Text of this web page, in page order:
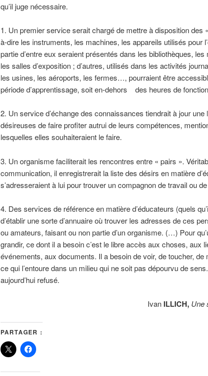
qu’il juge nécessaire.
1. Un premier service serait chargé de mettre à disposition des
à-dire les instruments, les machines, les appareils utilisés pour
partie d’entre eux seraient présentés dans les bibliothèques,
les salles d’exposition ; d’autres, utilisés dans les activités
les usines, les aéroports, les fermes…, pourraient être
période d’apprentissage, soit en-dehors des heures de
2. Un service d’échange des connaissances tiendrait à jour
désireuses de faire profiter autrui de leurs compétences,
lesquelles elles souhaiteraient le faire.
3. Un organisme faciliterait les rencontres entre « pairs ».
communication, il enregistrerait la liste des désirs en matière
s’adresseraient à lui pour trouver un compagnon de travail ou
4. Des services de référence en matière d’éducateurs (quels
d’établir une sorte d’annuaire où trouver les adresses de ces
ou amateurs, faisant ou non partie d’un organisme. (…) Pour
grandir, ce dont il a besoin c’est le libre accès aux choses, aux
événements, aux documents. Il a besoin de voir, de toucher, de
ce qui l’entoure dans un milieu qui ne soit pas dépourvu de
aujourd’hui refusé.
Ivan ILLICH, Une
PARTAGER :